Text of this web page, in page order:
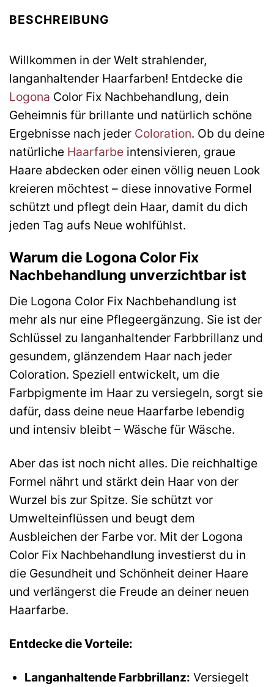
BESCHREIBUNG
Willkommen in der Welt strahlender,
langanhaltender Haarfarben! Entdecke die
Logona Color Fix Nachbehandlung, dein
Geheimnis für brillante und natürlich schöne
Ergebnisse nach jeder Coloration. Ob du deine
natürliche Haarfarbe intensivieren, graue
Haare abdecken oder einen völlig neuen Look
kreieren möchtest – diese innovative Formel
schützt und pflegt dein Haar, damit du dich
jeden Tag aufs Neue wohlfühlst.
Warum die Logona Color Fix
Nachbehandlung unverzichtbar ist
Die Logona Color Fix Nachbehandlung ist
mehr als nur eine Pflegeergänzung. Sie ist der
Schlüssel zu langanhaltender Farbbrillanz und
gesundem, glänzendem Haar nach jeder
Coloration. Speziell entwickelt, um die
Farbpigmente im Haar zu versiegeln, sorgt sie
dafür, dass deine neue Haarfarbe lebendig
und intensiv bleibt – Wäsche für Wäsche.
Aber das ist noch nicht alles. Die reichhaltige
Formel nährt und stärkt dein Haar von der
Wurzel bis zur Spitze. Sie schützt vor
Umwelteinflüssen und beugt dem
Ausbleichen der Farbe vor. Mit der Logona
Color Fix Nachbehandlung investierst du in
die Gesundheit und Schönheit deiner Haare
und verlängerst die Freude an deiner neuen
Haarfarbe.
Entdecke die Vorteile:
Langanhaltende Farbbrillanz: Versiegelt